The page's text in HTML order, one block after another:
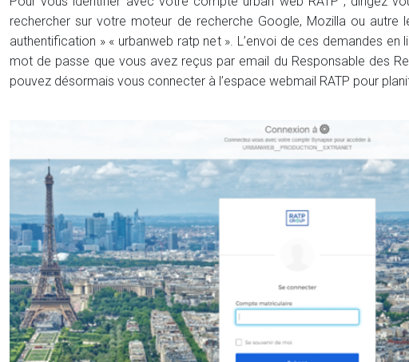
rechercher sur votre moteur de recherche Google, Mozilla ou autre
authentification » « urbanweb ratp net ». L’envoi de ces demandes en
mot de passe que vous avez reçus par email du Responsable des
pouvez désormais vous connecter à l’espace webmail RATP pour